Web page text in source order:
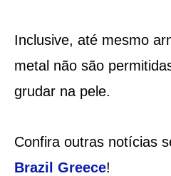
Inclusive, até mesmo
metal não são
grudar na pele.
Confira outras notícias
Brazil Greece!